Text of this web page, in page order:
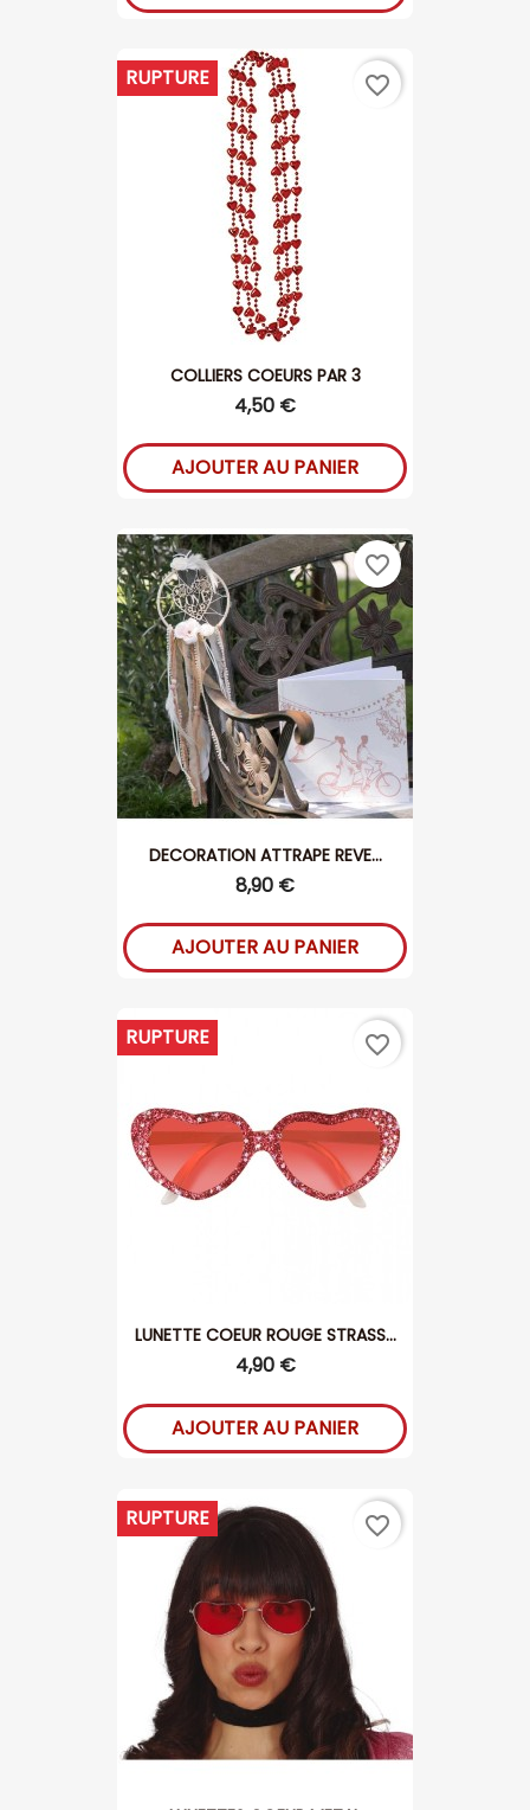
COLLIERS COEURS PAR 3
4,50 €
RUPTURE
AJOUTER AU PANIER
favorite_border
DECORATION ATTRAPE REVE...
8,90 €
AJOUTER AU PANIER
favorite_border
LUNETTE COEUR ROUGE STRASS...
4,90 €
RUPTURE
AJOUTER AU PANIER
favorite_border
RUPTURE favorite_border